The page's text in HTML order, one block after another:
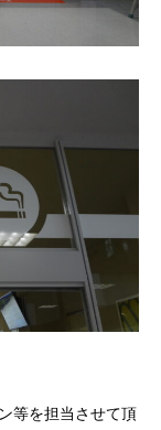
等を担当させて頂